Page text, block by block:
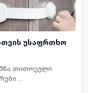
უსაფრთხო
თითოეული